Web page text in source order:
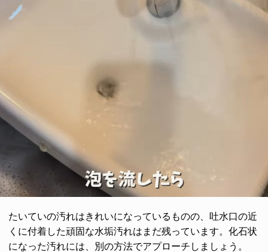
たいていの汚れはきれいになっているものの、吐水口の近
くに付着した頑固な水垢汚れはまだ残っています。化石状
になった汚れには、別の方法でアプローチしましょう。